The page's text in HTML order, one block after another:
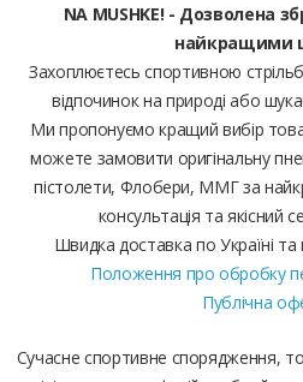
NA MUSHKE! - Дозволена
найкращими
Захоплюєтесь спортивною
відпочинок на природі або
Ми пропонуємо кращий вибір
можете замовити оригінальну
пістолети, Флобери, ММГ за
консультація та якісний
Швидка доставка по Україні
Положення про обробку
Публічна
Сучасне спортивне спорядження,